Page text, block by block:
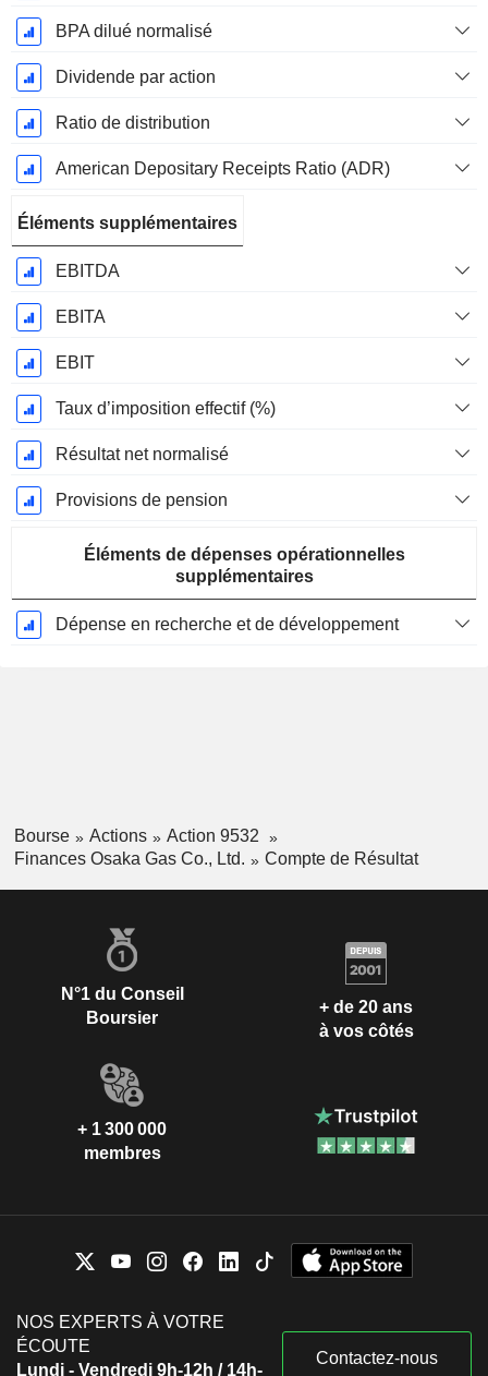
BPA dilué normalisé
Dividende par action
Ratio de distribution
American Depositary Receipts Ratio (ADR)
Éléments supplémentaires
EBITDA
EBITA
EBIT
Taux d’imposition effectif (%)
Résultat net normalisé
Provisions de pension
Éléments de dépenses opérationnelles
supplémentaires
Dépense en recherche et de développement
Bourse Actions
Action 9532
Finances Osaka Gas Co., Ltd.
Compte de Résultat
N°1 du Conseil
Boursier
+ de 20 ans
à vos côtés
+ 1 300 000
membres
NOS EXPERTS À VOTRE
ÉCOUTE
Lundi - Vendredi 9h-12h / 14h-
Contactez-nous